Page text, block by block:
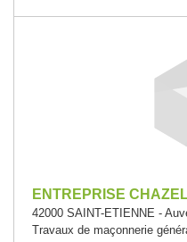
ENTREPRISE
42000 SAINT-ETIENNE -
Travaux de maçonnerie